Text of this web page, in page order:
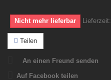
Nicht mehr lieferbar Lieferzeit:
Teilen
An einen Freund senden
Auf Facebook teilen